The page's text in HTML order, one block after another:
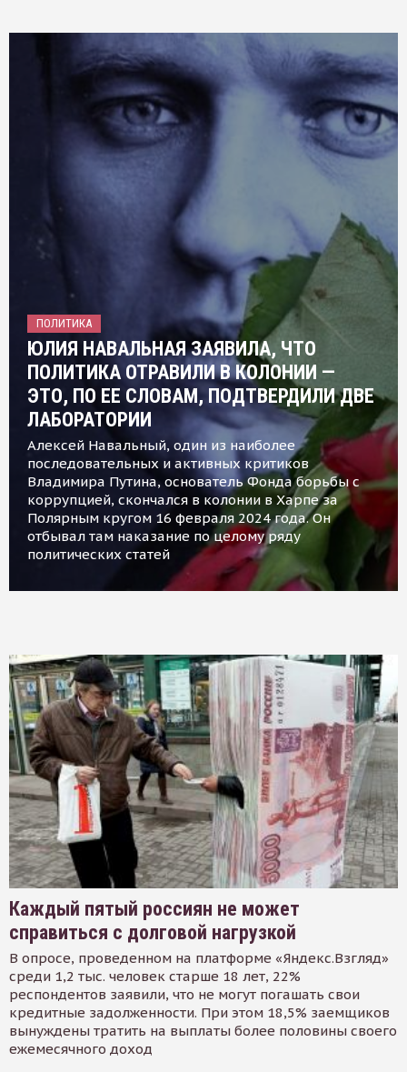
ПОЛИТИКА
ЮЛИЯ НАВАЛЬНАЯ ЗАЯВИЛА, ЧТО
ПОЛИТИКА ОТРАВИЛИ В КОЛОНИИ —
ЭТО, ПО ЕЕ СЛОВАМ, ПОДТВЕРДИЛИ ДВЕ
ЛАБОРАТОРИИ
Алексей Навальный, один из наиболее
последовательных и активных критиков
Владимира Путина, основатель Фонда борьбы с
коррупцией, скончался в колонии в Харпе за
Полярным кругом 16 февраля 2024 года. Он
отбывал там наказание по целому ряду
политических статей
Каждый пятый россиян не может
справиться с долговой нагрузкой
В опросе, проведенном на платформе «Яндекс.Взгляд»
среди 1,2 тыс. человек старше 18 лет, 22%
респондентов заявили, что не могут погашать свои
кредитные задолженности. При этом 18,5% заемщиков
вынуждены тратить на выплаты более половины своего
ежемесячного доход